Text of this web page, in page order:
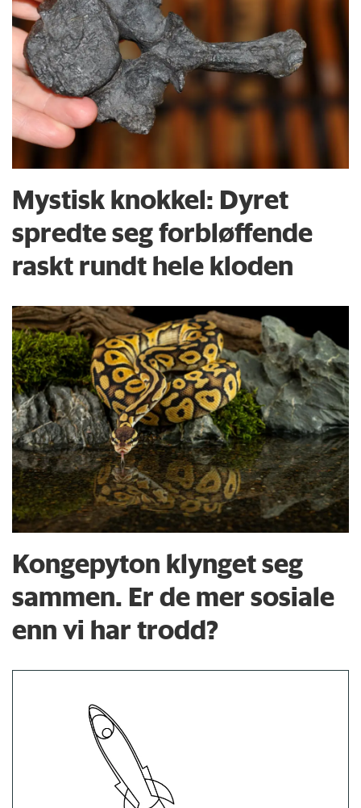
Mystisk knokkel: Dyret
spredte seg forbløffende
raskt rundt hele kloden
Kongepyton klynget seg
sammen. Er de mer sosiale
enn vi har trodd?